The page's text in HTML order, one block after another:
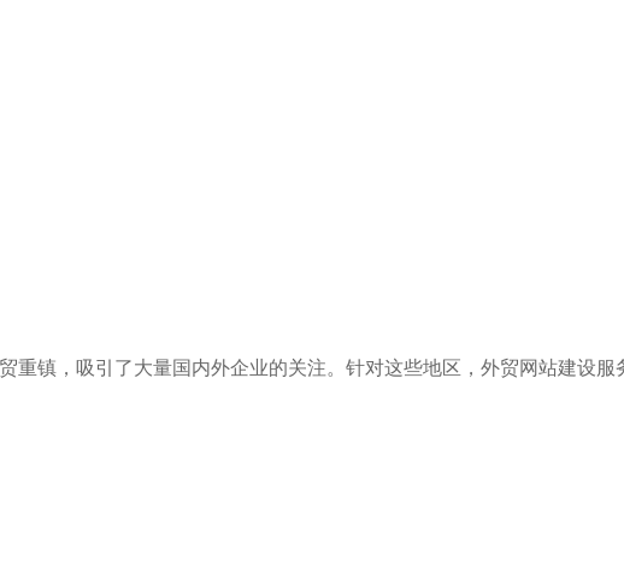
镇，吸引了大量国内外企业的关注。针对这些地区，外贸网站建设服